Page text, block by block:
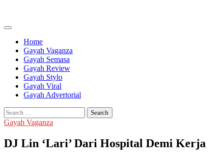
content
Home
Gayah Vaganza
Gayah Semasa
Gayah Review
Gayah Stylo
Gayah Viral
Gayah Advertorial
Search
for:
Gayah Vaganza
DJ Lin ‘Lari’ Dari Hospital Demi Kerja